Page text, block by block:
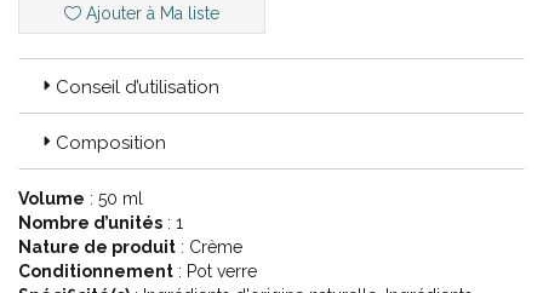
Ajouter à Ma liste
Conseil d’utilisation
Composition
Volume : 50 ml
Nombre d’unités : 1
Nature de produit : Crème
Conditionnement : Pot verre